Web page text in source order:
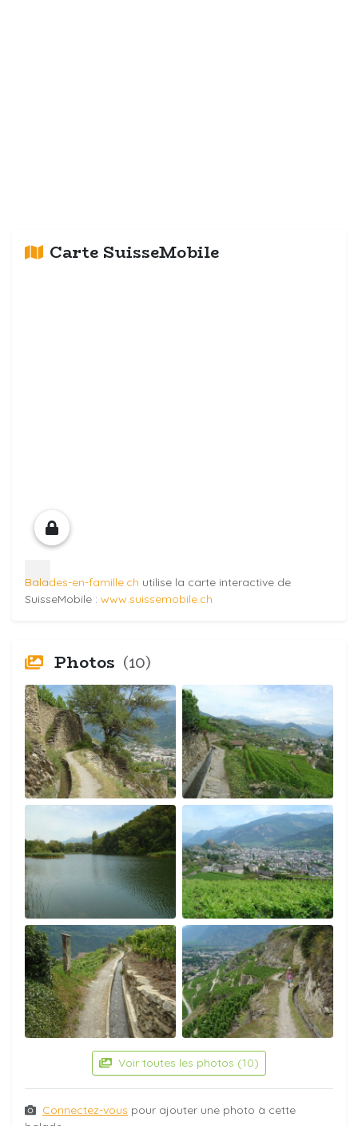
Carte SuisseMobile
Balades-en-famille.ch utilise la carte interactive de
SuisseMobile : www.suissemobile.ch
Photos (10)
Voir toutes les photos (10)
Connectez-vous pour ajouter une photo à cette